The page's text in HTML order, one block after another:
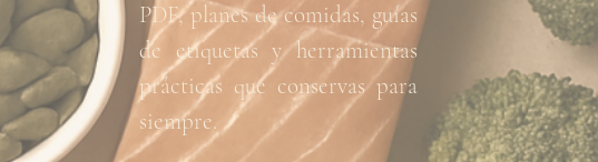
PDF, planes de comidas, guías
de etiquetas y herramientas
prácticas que conservas para
siempre.